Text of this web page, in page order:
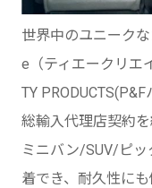
世界中のユニーク
e（ティエークリエ
TY
総輸入代理店契約
ミニバン/SUV/ピ
着でき、耐久性に